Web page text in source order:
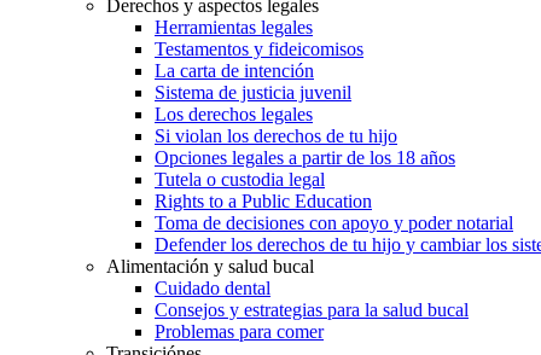
Derechos y aspectos legales
Herramientas legales
Testamentos y fideicomisos
La carta de intención
Sistema de justicia juvenil
Los derechos legales
Si violan los derechos de tu hijo
Opciones legales a partir de los 18 años
Tutela o custodia legal
Rights to a Public Education
Toma de decisiones con apoyo y poder notarial
Defender los derechos de tu hijo y cambiar los
Alimentación y salud bucal
Cuidado dental
Consejos y estrategias para la salud bucal
Problemas para comer